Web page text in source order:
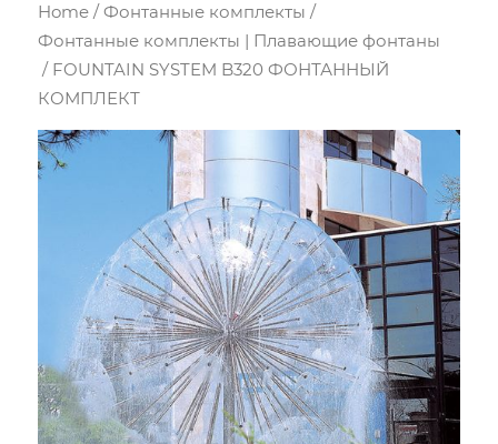
Home /Фонтанные комплекты /
Фонтанные комплекты | Плавающие фонтаны
/ FOUNTAIN SYSTEM B320 ФОНТАННЫЙ
КОМПЛЕКТ